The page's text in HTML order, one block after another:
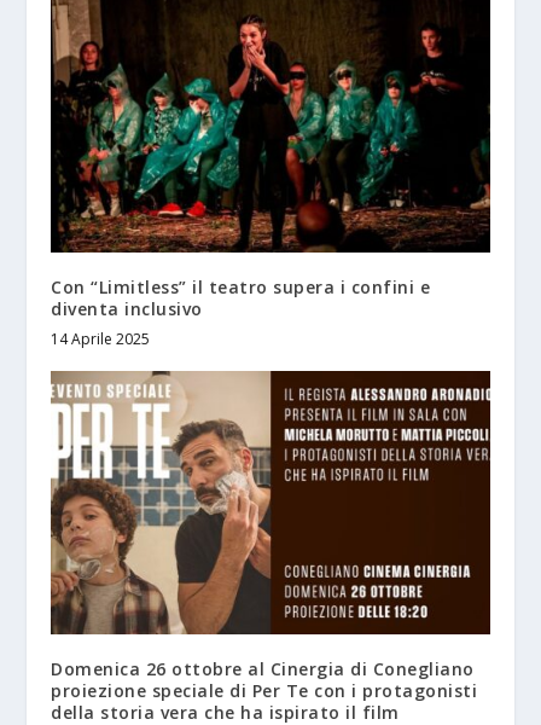
Con “Limitless” il teatro supera i confini e
diventa inclusivo
14 Aprile 2025
Domenica 26 ottobre al Cinergia di Conegliano
proiezione speciale di Per Te con i protagonisti
della storia vera che ha ispirato il film